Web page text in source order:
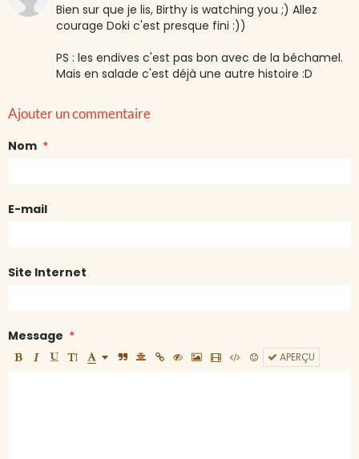
Bien sur que je lis, Birthy is watching you ;) Allez
courage Doki c'est presque fini :))
PS : les endives c'est pas bon avec de la béchamel.
Mais en salade c'est déjà une autre histoire :D
Ajouter un commentaire
Nom
E-mail
Site Internet
Message
APERÇU